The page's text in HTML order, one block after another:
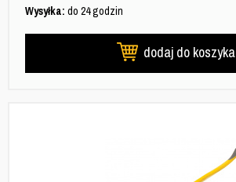
Wysyłka: do 24 godzin
dodaj do koszyka